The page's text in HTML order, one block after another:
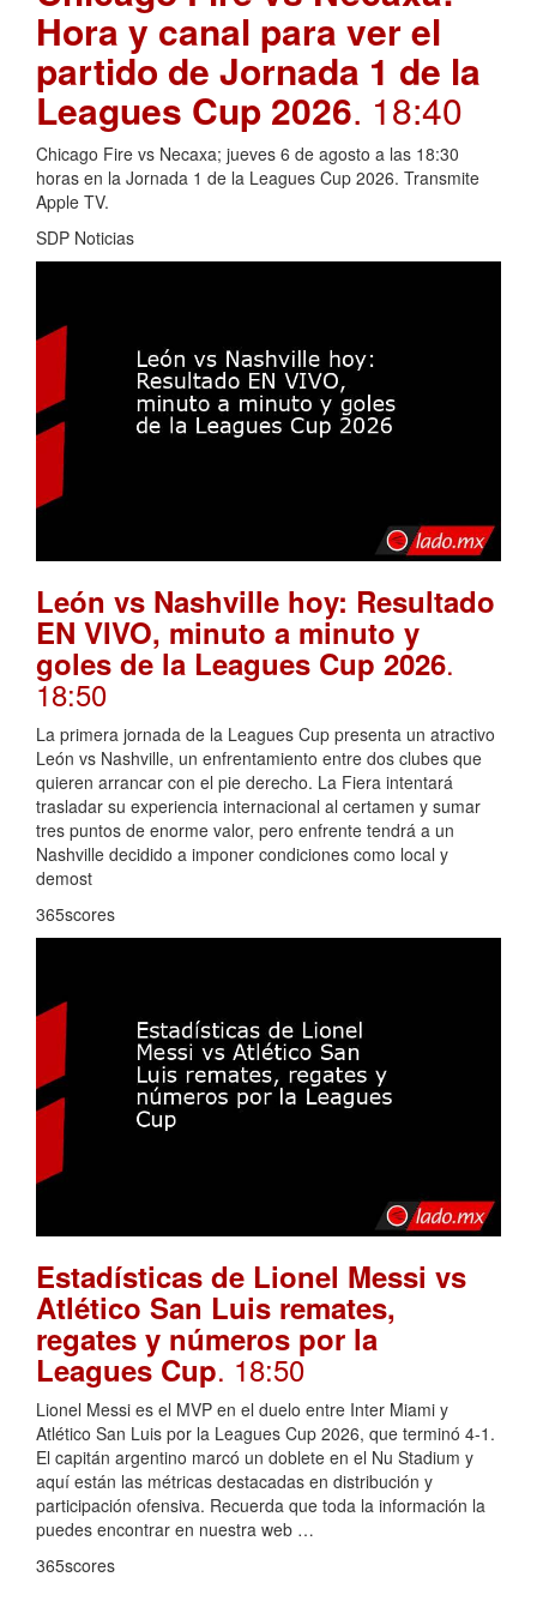
Hora y canal para ver el
partido de Jornada 1 de la
Leagues Cup 2026. 18:40
Chicago Fire vs Necaxa; jueves 6 de agosto a las 18:30
horas en la Jornada 1 de la Leagues Cup 2026. Transmite
Apple TV.
SDP Noticias
León vs Nashville hoy: Resultado
EN VIVO, minuto a minuto y
goles de la Leagues Cup 2026.
18:50
La primera jornada de la Leagues Cup presenta un atractivo
León vs Nashville, un enfrentamiento entre dos clubes que
quieren arrancar con el pie derecho. La Fiera intentará
trasladar su experiencia internacional al certamen y sumar
tres puntos de enorme valor, pero enfrente tendrá a un
Nashville decidido a imponer condiciones como local y
demost
365scores
Estadísticas de Lionel Messi vs
Atlético San Luis remates,
regates y números por la
Leagues Cup. 18:50
Lionel Messi es el MVP en el duelo entre Inter Miami y
Atlético San Luis por la Leagues Cup 2026, que terminó 4-1.
El capitán argentino marcó un doblete en el Nu Stadium y
aquí están las métricas destacadas en distribución y
participación ofensiva. Recuerda que toda la información la
puedes encontrar en nuestra web …
365scores